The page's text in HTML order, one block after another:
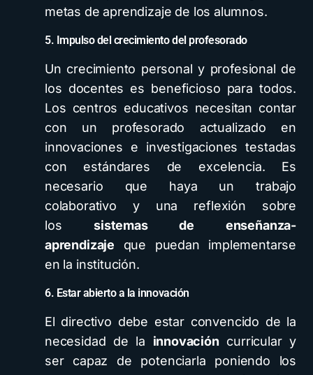
metas de aprendizaje de los alumnos.
5. Impulso del crecimiento del profesorado
Un crecimiento personal y profesional de
los docentes es beneficioso para todos.
Los centros educativos necesitan contar
con un profesorado actualizado en
innovaciones e investigaciones testadas
con estándares de excelencia. Es
necesario que haya un trabajo
colaborativo y una reflexión sobre
lossistemas de enseñanza-
aprendizaje que puedan implementarse
en la institución.
6. Estar abierto a la innovación
El directivo debe estar convencido de la
necesidad de la innovación curricular y
ser capaz de potenciarla poniendo los